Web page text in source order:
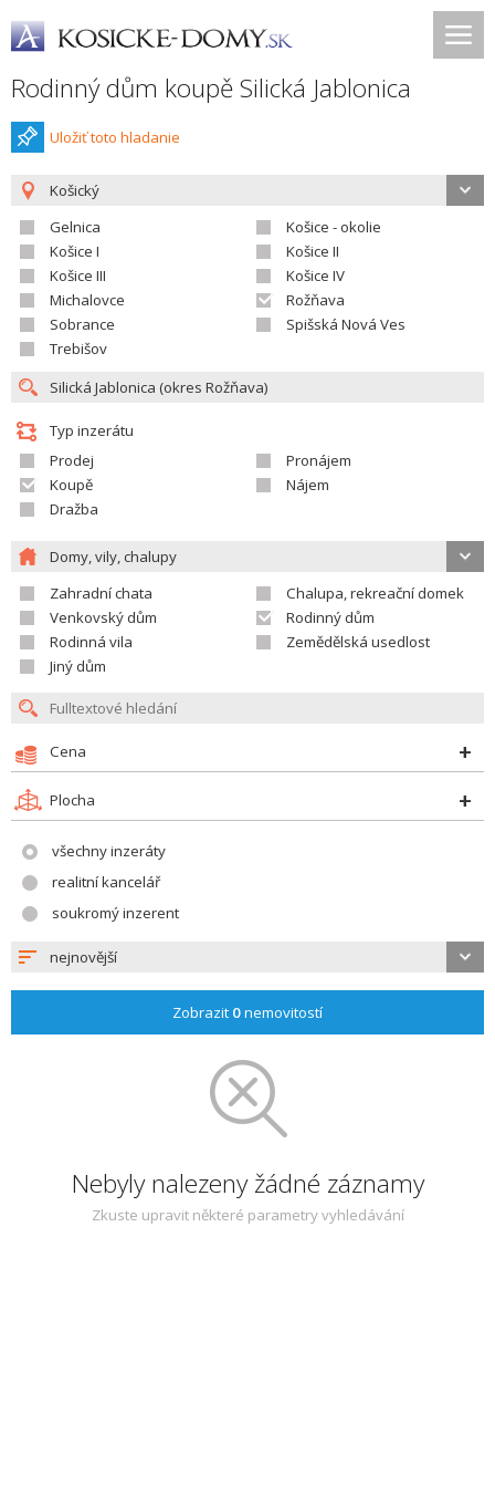
Rodinný dům koupě Silická Jablonica
Uložiť toto hladanie
Košický
Gelnica
Košice - okolie
Košice I
Košice II
Košice III
Košice IV
Michalovce
Rožňava
Sobrance
Spišská Nová Ves
Trebišov
Typ inzerátu
Prodej
Pronájem
Koupě
Nájem
Dražba
Domy, vily, chalupy
Zahradní chata
Chalupa, rekreační domek
Venkovský dům
Rodinný dům
Rodinná vila
Zemědělská usedlost
Jiný dům
Cena
Plocha
všechny inzeráty
realitní kancelář
soukromý inzerent
nejnovější
Zobrazit 0nemovitostí
Nebyly nalezeny žádné záznamy
Zkuste upravit některé parametry vyhledávání